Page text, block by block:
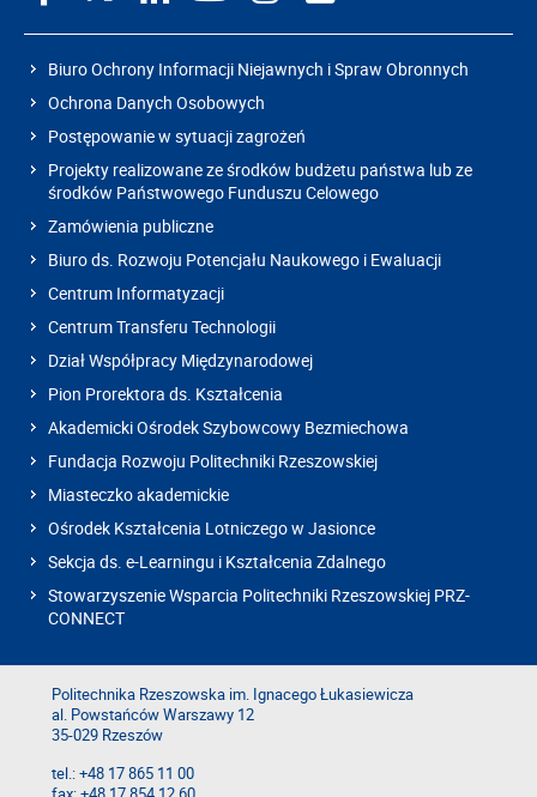
Biuro Ochrony Informacji Niejawnych i Spraw Obronnych
Ochrona Danych Osobowych
Postępowanie w sytuacji zagrożeń
Projekty realizowane ze środków budżetu państwa lub ze
środków Państwowego Funduszu Celowego
Zamówienia publiczne
Biuro ds. Rozwoju Potencjału Naukowego i Ewaluacji
Centrum Informatyzacji
Centrum Transferu Technologii
Dział Współpracy Międzynarodowej
Pion Prorektora ds. Kształcenia
Akademicki Ośrodek Szybowcowy Bezmiechowa
Fundacja Rozwoju Politechniki Rzeszowskiej
Miasteczko akademickie
Ośrodek Kształcenia Lotniczego w Jasionce
Sekcja ds. e-Learningu i Kształcenia Zdalnego
Stowarzyszenie Wsparcia Politechniki Rzeszowskiej PRZ-
CONNECT
Politechnika Rzeszowska im. Ignacego Łukasiewicza
al. Powstańców Warszawy 12
35-029 Rzeszów
tel.: +48 17 865 11 00